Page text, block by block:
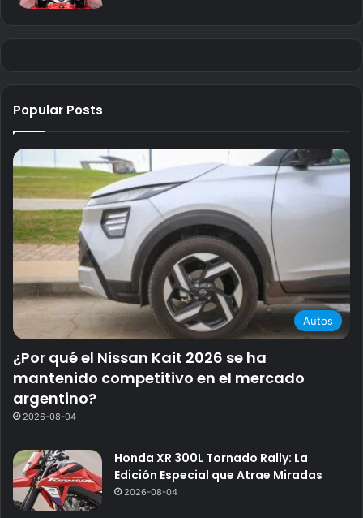
Popular Posts
Autos
¿Por qué el Nissan Kait 2026 se ha
mantenido competitivo en el mercado
argentino?
2026-08-04
Honda XR 300L Tornado Rally: La
Edición Especial que Atrae Miradas
2026-08-04